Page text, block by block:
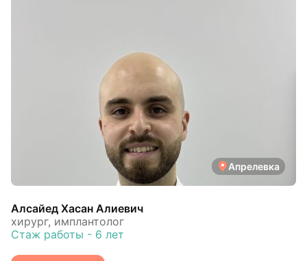
Апрелевка
Алсайед Хасан Алиевич
хирург, имплантолог
Стаж работы - 6 лет